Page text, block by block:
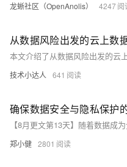
龙蜥社区（OpenAnolis） 4247
从数据风险出发的云上数
技术小达人 641
确保数据安全与隐私保护
郑小健 2801